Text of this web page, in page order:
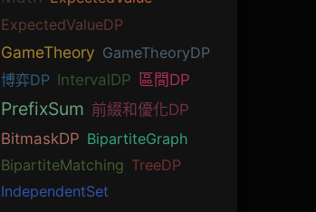
ExpectedValueDP
GameTheory GameTheoryDP
博弈DP IntervalDP 區間DP
PrefixSum 前綴和優化DP
BitmaskDP BipartiteGraph
BipartiteMatching TreeDP
IndependentSet